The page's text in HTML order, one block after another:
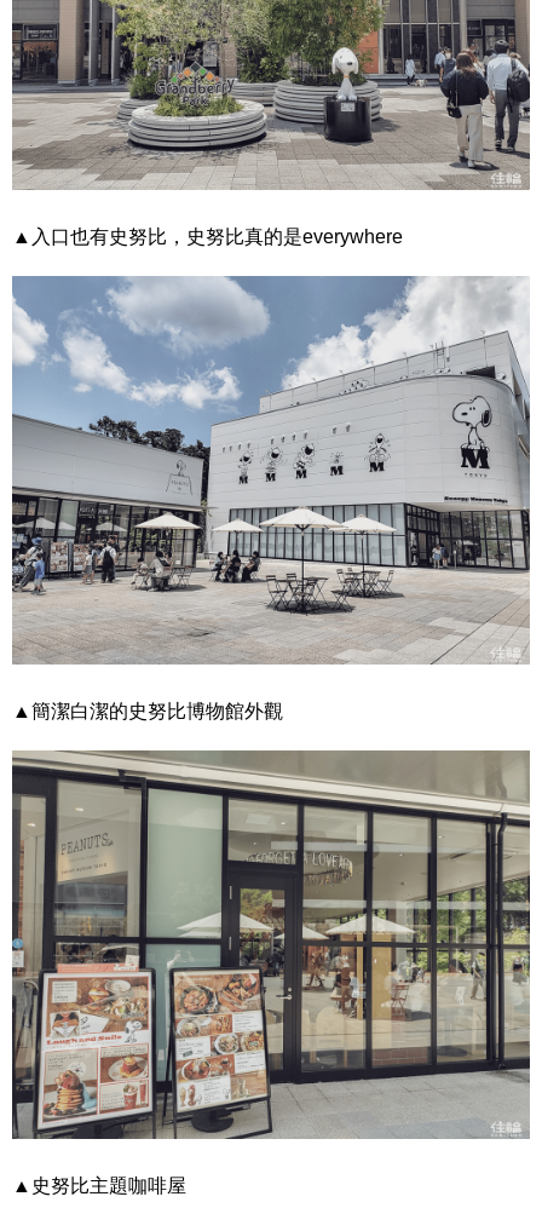
▲入口也有史努比，史努比真的是everywhere
▲簡潔白潔的史努比博物館外觀
▲史努比主題咖啡屋